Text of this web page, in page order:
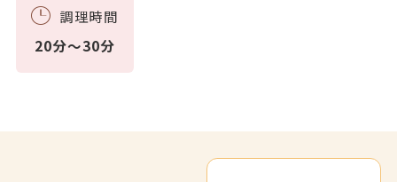
調理時間
20分～30分